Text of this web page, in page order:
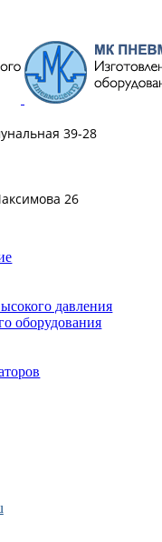
39-28
26
давления
оборудования